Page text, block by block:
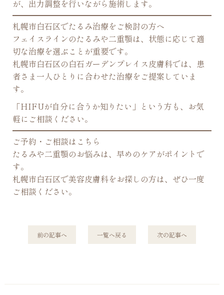
が、出力調整を行いながら施術します。
札幌市白石区でたるみ治療をご検討の方へ
フェイスラインのたるみや二重顎は、状態に応じて適
切な治療を選ぶことが重要です。
札幌市白石区の白石ガーデンプレイス皮膚科では、患
者さま一人ひとりに合わせた治療をご提案していま
す。
「HIFUが自分に合うか知りたい」という方も、お気
軽にご相談ください。
ご予約・ご相談はこちら
たるみや二重顎のお悩みは、早めのケアがポイントで
す。
札幌市白石区で美容皮膚科をお探しの方は、ぜひ一度
ご相談ください。
前の記事へ 一覧へ戻る 次の記事へ